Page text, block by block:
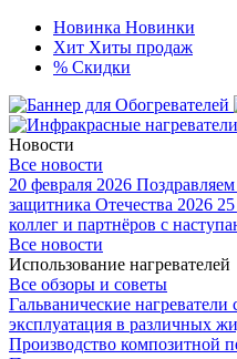
Новинка Новинки
Хит Хиты продаж
% Скидки
Новости
Все новости
20 февраля 2026
защитника Отечества 2026
коллег и партнёров с
Все новости
Использование нагревателей
Все обзоры и советы
Гальванические нагреватели
эксплуатация в различных
Производство композитной